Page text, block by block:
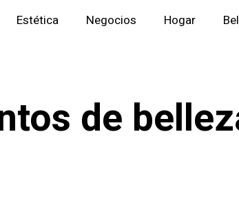
Estética Negocios Hogar
de